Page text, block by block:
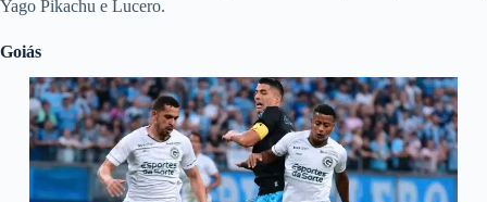
Yago Pikachu e Lucero.
Goiás